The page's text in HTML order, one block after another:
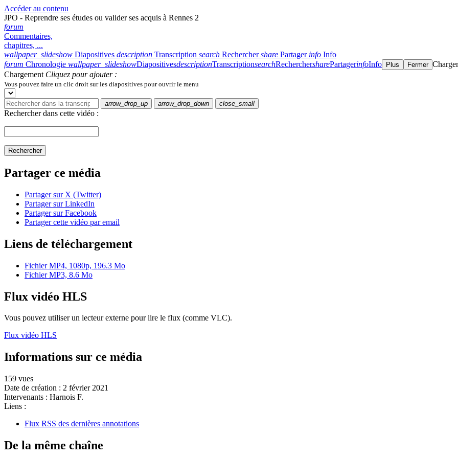
Accéder au contenu
JPO - Reprendre ses études ou valider ses acquis à Rennes 2
forum
Commentaires,
chapitres, ...
wallpaper_slideshow Diapositives description Transcription search Rechercher share Partager info Info
forum Chronologie wallpaper_slideshowDiapositivesdescriptionTranscriptionsearchRecherchersharePartagerinfoInfo Plus Fermer
Chargement Cliquez pour ajouter :
Vous pouvez faire un clic droit sur les diapositives pour ouvrir le menu
arrow_drop_up arrow_drop_down close_small
Rechercher dans cette vidéo :
Rechercher
Partager ce média
Partager sur X (Twitter)
Partager sur LinkedIn
Partager sur Facebook
Partager cette vidéo par email
Liens de téléchargement
Fichier MP4, 1080p, 196.3 Mo
Fichier MP3, 8.6 Mo
Flux vidéo HLS
Vous pouvez utiliser un lecteur externe pour lire le flux (comme VLC).
Flux vidéo HLS
Informations sur ce média
159 vues
Date de création : 2 février 2021
Intervenants : Harnois F.
Liens :
Flux RSS des dernières annotations
De la même chaîne